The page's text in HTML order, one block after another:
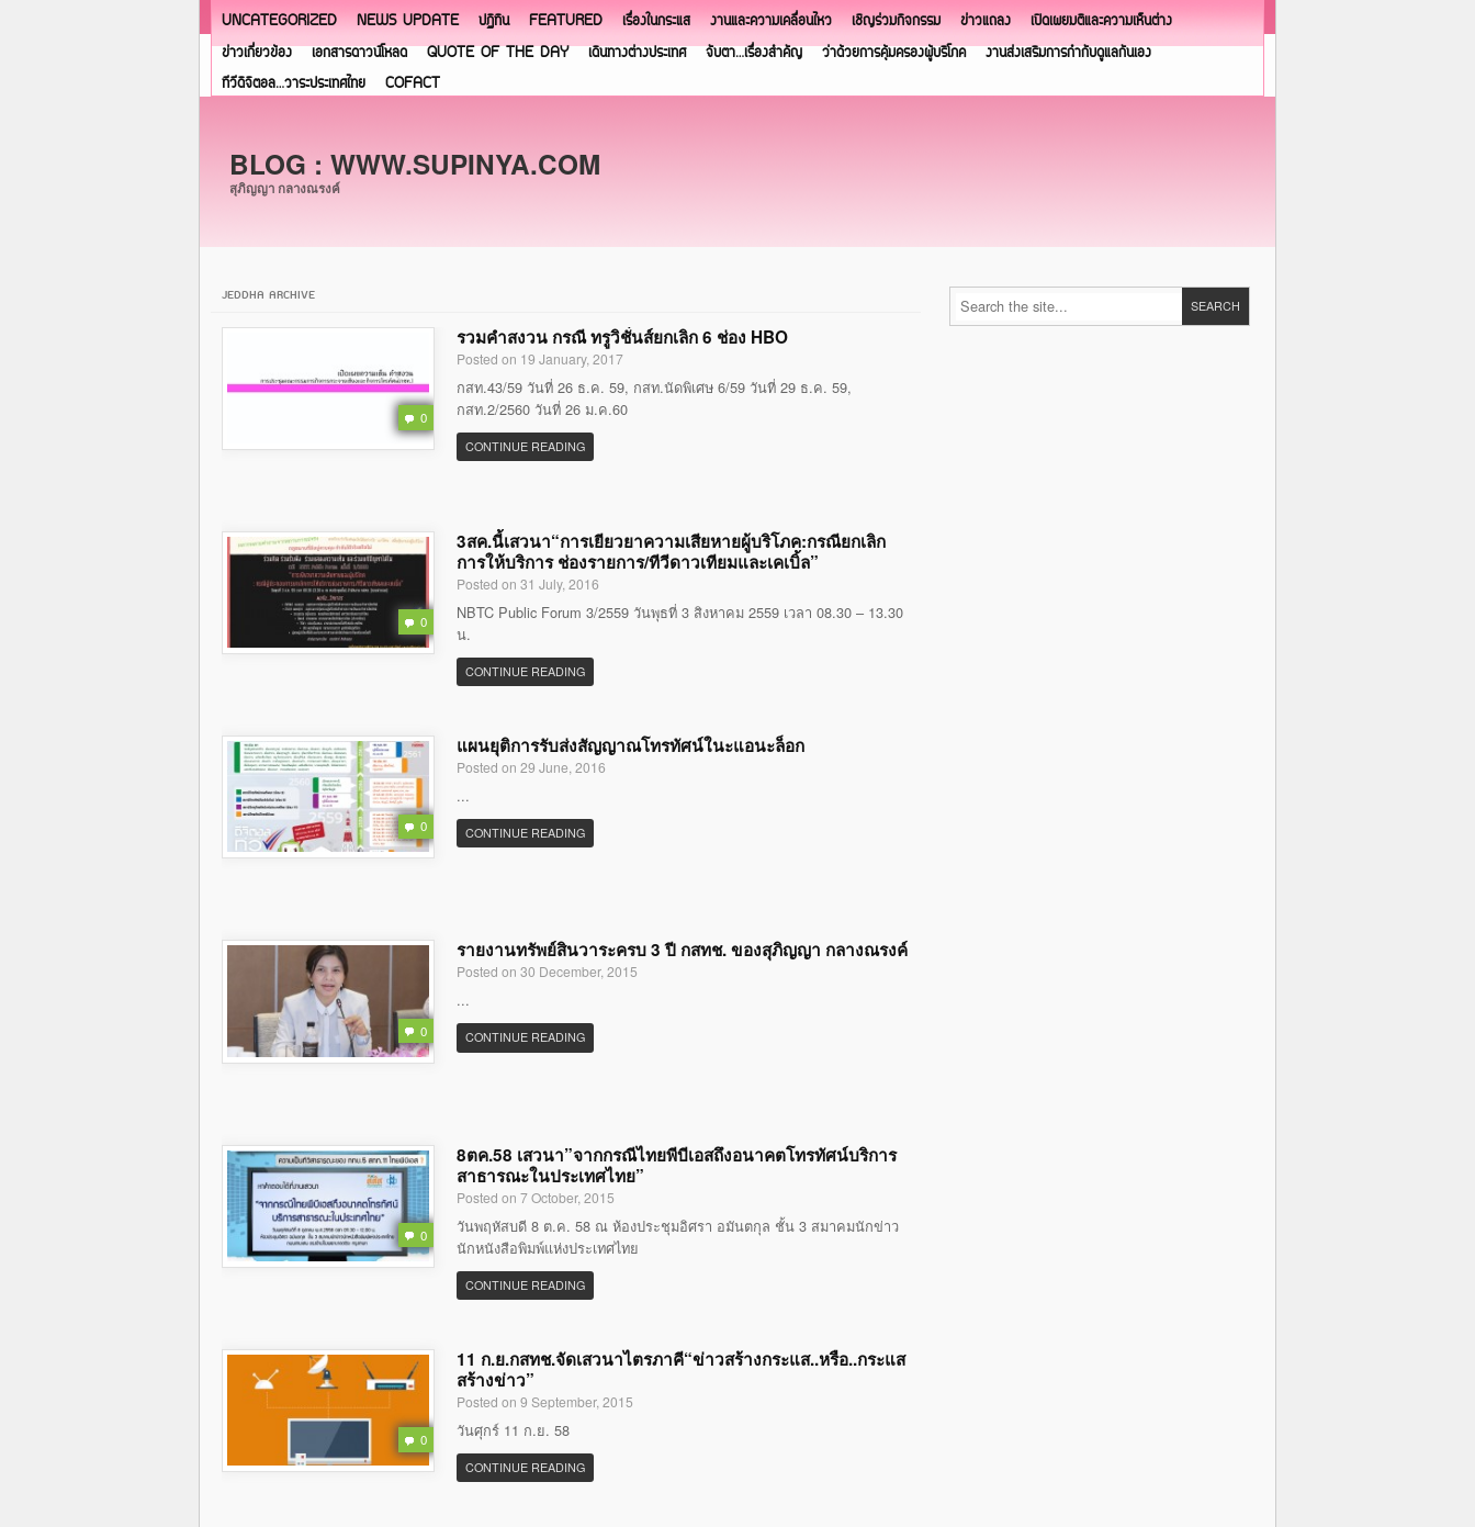
UNCATEGORIZED NEWS UPDATE ปฏิทิน FEATURED เรื่องในกระแส งานและความเคลื่อนไหว เชิญร่วมกิจกรรม ข่าวแถลง
เปิดเผยมติและความเห็นต่าง
ข่าวเกี่ยวข้อง
เอกสารดาวน์โหลด QUOTE OF THE DAY เดินทางต่างประเทศ จับตา…เรื่องสำคัญ ว่าด้วยการคุ้มครองผู้บริโภค
งานส่งเสริมการกำกับดูแลกันเอง
ทีวีดิจิตอล…วาระประเทศไทย
COFACT
BLOG : WWW.SUPINYA.COM
สุภิญญา กลางณรงค์
JEDDHA ARCHIVE
0
รวมคำสงวน กรณี ทรูวิชั่นส์ยกเลิก 6 ช่อง HBO
Posted on 19 January, 2017
กสท.43/59 วันที่ 26 ธ.ค. 59, กสท.นัดพิเศษ 6/59 วันที่ 29 ธ.ค. 59,
กสท.2/2560 วันที่ 26 ม.ค.60
CONTINUE READING
0
3สค.นี้เสวนา“การเยียวยาความเสียหายผู้บริโภค:กรณียกเลิก
การให้บริการ ช่องรายการ/ทีวีดาวเทียมและเคเบิ้ล”
Posted on 31 July, 2016
NBTC Public Forum 3/2559 วันพุธที่ 3 สิงหาคม 2559 เวลา 08.30 – 13.30
น.
CONTINUE READING
0
แผนยุติการรับส่งสัญญาณโทรทัศน์ในะแอนะล็อก
Posted on 29 June, 2016
...
CONTINUE READING
0
รายงานทรัพย์สินวาระครบ 3 ปี กสทช. ของสุภิญญา กลางณรงค์
Posted on 30 December, 2015
...
CONTINUE READING
0
8ตค.58 เสวนา”จากกรณีไทยพีบีเอสถึงอนาคตโทรทัศน์บริการ
สาธารณะในประเทศไทย”
Posted on 7 October, 2015
วันพฤหัสบดี 8 ต.ค. 58 ณ ห้องประชุมอิศรา อมันตกุล ชั้น 3 สมาคมนักข่าว
นักหนังสือพิมพ์แห่งประเทศไทย
CONTINUE READING
0
11 ก.ย.กสทช.จัดเสวนาไตรภาคี“ข่าวสร้างกระแส..หรือ..กระแส
สร้างข่าว”
Posted on 9 September, 2015
วันศุกร์ 11 ก.ย. 58
CONTINUE READING